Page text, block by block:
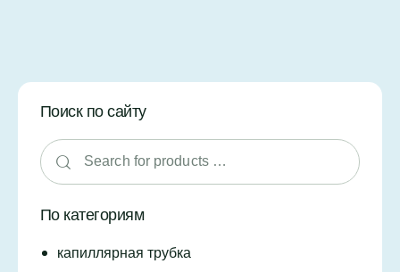
Поиск по сайту
По категориям
капиллярная трубка